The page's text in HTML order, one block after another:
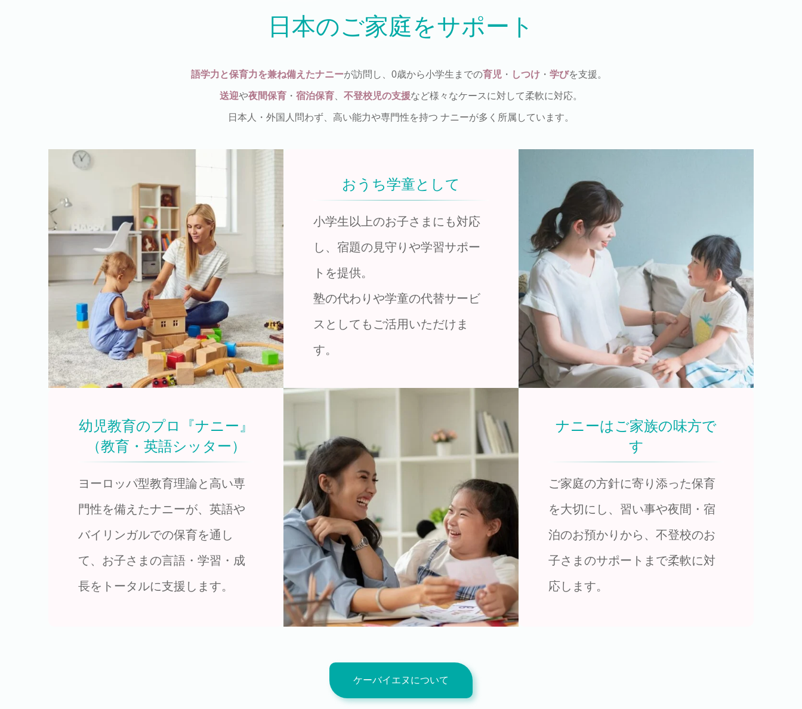
日本のご家庭をサポート
語学力と保育力を兼ね備えたナニーが訪問し、 0歳から小学生までの育児・ しつけ・ 学びを支援。
送迎や夜間保育 ・ 宿泊保育 不登校児の支援など様々なケースに対して柔軟に対応。
日本人・外国人問わず、高い能力や専門性を持つ ナニーが多く所属しています。
幼児教育のプロ『ナニー』
（教育・英語シッター）
ヨーロッパ型教育理論と高い専
門性を備えたナニーが、英語や
バイリンガルでの保育を通し
て、お子さまの言語・学習・成
長をトータルに支援します。
おうち学童として
小学生以上のお子さまにも対応
し、宿題の見守りや学習サポー
トを提供。
塾の代わりや学童の代替サービ
スとしてもご活用いただけま
す。
ナニーはご家族の味方で
す
ご家庭の方針に寄り添った保育
を大切にし、習い事や夜間・宿
泊のお預かりから、不登校のお
子さまのサポートまで柔軟に対
応します。
ケーバイエヌについて